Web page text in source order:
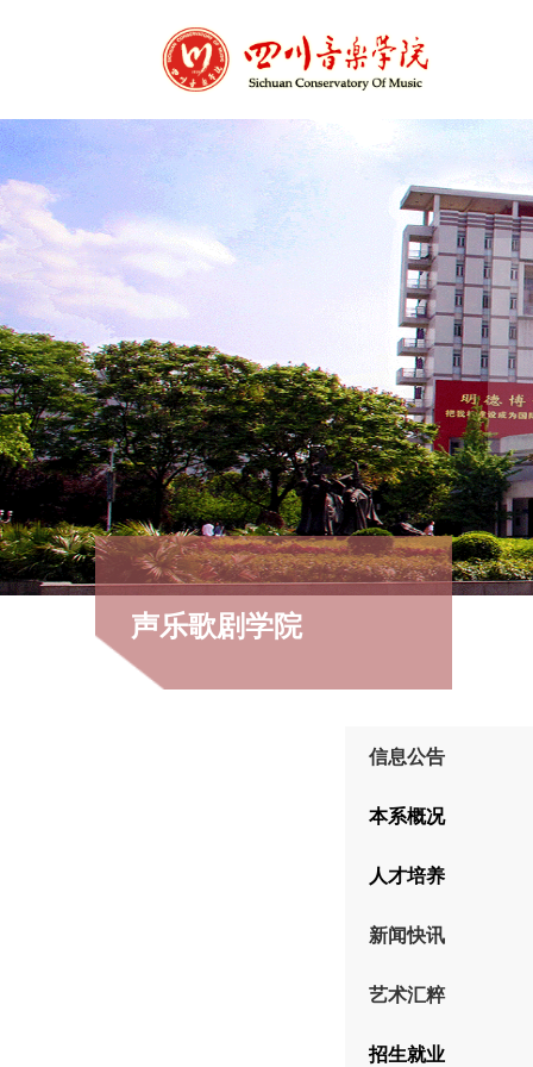
声乐歌剧学院
信息公告
本系概况
人才培养
新闻快讯
艺术汇粹
招生就业